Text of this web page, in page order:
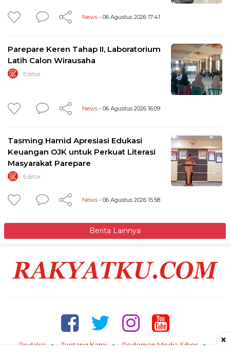
News - 06 Agustus 2026 17:41
Parepare Keren Tahap II, Laboratorium
Latih Calon Wirausaha
Editor
News - 06 Agustus 2026 16:09
Tasming Hamid Apresiasi Edukasi
Keuangan OJK untuk Perkuat Literasi
Masyarakat Parepare
Editor
News - 06 Agustus 2026 15:58
Berita Lainnya
Redaksi Tentang Kami
Pedoman Media Siber
×